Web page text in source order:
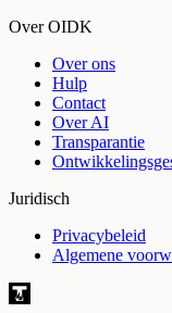
Over OIDK
Over ons
Hulp
Contact
Over AI
Transparantie
Juridisch
Privacybeleid
Algemene